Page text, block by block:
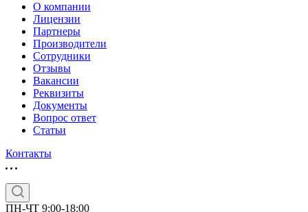
О компании
Лицензии
Партнеры
Производители
Сотрудники
Отзывы
Вакансии
Реквизиты
Документы
Вопрос ответ
Статьи
Контакты
ПН-ЧТ 9:00-18:00